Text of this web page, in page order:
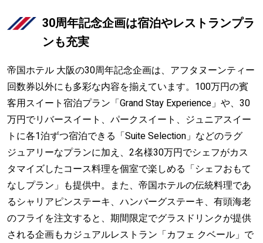
30周年記念企画は宿泊やレストランプラ
ンも充実
帝国ホテル 大阪の30周年記念企画は、アフタヌーンティー
回数券以外にも多彩な内容を揃えています。100万円の賓
客用スイート宿泊プラン「Grand Stay Experience」や、30
万円でリバースイート、パークスイート、ジュニアスイー
トに各1泊ずつ宿泊できる「Suite Selection」などのラグ
ジュアリーなプランに加え、2名様30万円でシェフがカス
タマイズしたコース料理を個室で楽しめる「シェフおもて
なしプラン」も提供中。また、帝国ホテルの伝統料理であ
るシャリアピンステーキ、ハンバーグステーキ、有頭海老
のフライを注文すると、期間限定でグラスドリンクが提供
される企画もカジュアルレストラン「カフェ クベール」で